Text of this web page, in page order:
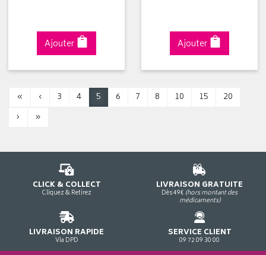
Ajouter Ajouter
« ‹ 3 4 5 6 7 8 10 15
20
›
»
CLICK & COLLECT
Cliquez & Retirez
LIVRAISON GRATUITE
Dès 49€ (hors montant des
médicaments)
LIVRAISON RAPIDE
Via DPD
SERVICE CLIENT
09 72 09 30 00